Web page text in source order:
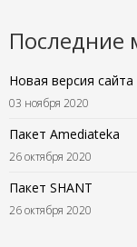
Последние
Новая версия сайта
03 ноября 2020
Пакет Amediateka
26 октября 2020
Пакет SHANT
26 октября 2020